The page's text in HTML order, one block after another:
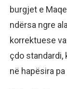
burgjet e
ndërsa ngre
korrektuese
çdo
në hapësira